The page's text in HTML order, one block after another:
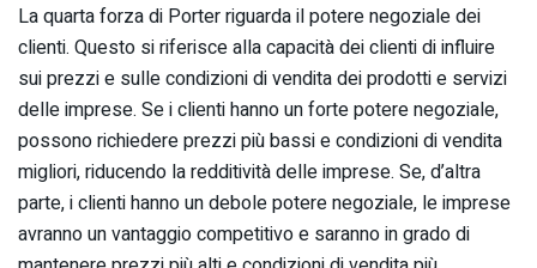
La quarta forza di Porter riguarda il potere negoziale dei
clienti. Questo si riferisce alla capacità dei clienti di influire
sui prezzi e sulle condizioni di vendita dei prodotti e servizi
delle imprese. Se i clienti hanno un forte potere negoziale,
possono richiedere prezzi più bassi e condizioni di vendita
migliori, riducendo la redditività delle imprese. Se, d’altra
parte, i clienti hanno un debole potere negoziale, le imprese
avranno un vantaggio competitivo e saranno in grado di